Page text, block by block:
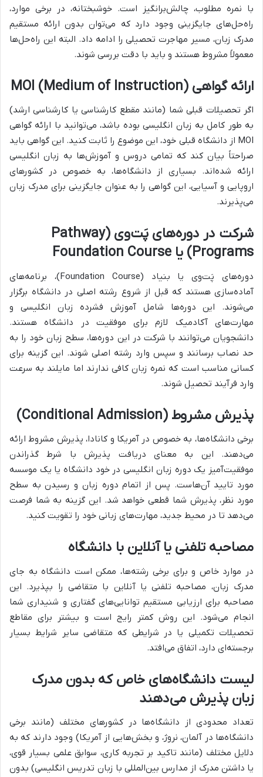
با نمره مطلوب، چالش‌برانگیز است. خوشبختانه، در برخی موارد،
راه‌حل‌های جایگزینی وجود دارد که می‌توان بدون ارائه مستقیم
مدرک زبان، مسیر مهاجرت تحصیلی را ادامه داد. البته این راه‌حل‌ها
معمولاً مشروط هستند و باید با دقت بررسی شوند.
ارائه گواهی MOI (Medium of Instruction)
اگر تحصیلات قبلی شما (مانند مقطع کارشناسی یا کارشناسی ارشد)
به طور کامل به زبان انگلیسی بوده باشد، می‌توانید با ارائه گواهی
MOI از دانشگاه قبلی خود، این موضوع را ثابت کنید. این گواهی باید
صراحتاً بیان کند که تمامی دروس و آموزش‌ها به زبان انگلیسی
ارائه شده‌اند. بسیاری از دانشگاه‌ها، به خصوص در کشورهای
اروپایی و آسیایی، این گواهی را به عنوان جایگزینی برای مدرک زبان
می‌پذیرند.
شرکت در دوره‌های پَت‌وی (Pathway
Programs) یا Foundation Course
دوره‌های پَت‌وی یا بنیاد (Foundation Course)، برنامه‌های
آماده‌سازی هستند که قبل از شروع رشته اصلی در دانشگاه برگزار
می‌شوند. این دوره‌ها شامل آموزش فشرده زبان انگلیسی و
مهارت‌های آکادمیک لازم برای موفقیت در دانشگاه هستند.
دانشجویان می‌توانند با شرکت در این دوره‌ها، سطح زبان خود را به
حد نصاب برسانند و سپس وارد رشته اصلی شوند. این گزینه برای
کسانی مناسب است که نمره زبان کافی ندارند اما مایلند به سرعت
وارد فرآیند تحصیل شوند.
پذیرش مشروط (Conditional Admission)
برخی دانشگاه‌ها، به خصوص در آمریکا و کانادا، پذیرش مشروط ارائه
می‌دهند. این به معنای دریافت پذیرش با شرط گذراندن
موفقیت‌آمیز یک دوره زبان انگلیسی در خود دانشگاه یا یک موسسه
مورد تایید آن‌هاست. پس از اتمام دوره زبان و رسیدن به سطح
مورد نظر، پذیرش شما قطعی خواهد شد. این گزینه به شما فرصت
می‌دهد تا در محیط جدید، مهارت‌های زبانی خود را تقویت کنید.
مصاحبه تلفنی یا آنلاین با دانشگاه
در موارد خاص و برای برخی رشته‌ها، ممکن است دانشگاه به جای
مدرک زبان، مصاحبه تلفنی یا آنلاین با متقاضی را بپذیرد. این
مصاحبه برای ارزیابی مستقیم توانایی‌های گفتاری و شنیداری شما
انجام می‌شود. این روش کمتر رایج است و بیشتر برای مقاطع
تحصیلات تکمیلی یا در شرایطی که متقاضی سایر شرایط بسیار
برجسته‌ای دارد، اتفاق می‌افتد.
لیست دانشگاه‌های خاص که بدون مدرک
زبان پذیرش می‌دهند
تعداد محدودی از دانشگاه‌ها در کشورهای مختلف (مانند برخی
دانشگاه‌ها در آلمان، نروژ، و بخش‌هایی از آمریکا) وجود دارند که به
دلایل مختلف (مانند تاکید بر تجربه کاری، سوابق علمی بسیار قوی،
یا داشتن مدرک از مدارس بین‌المللی با زبان تدریس انگلیسی) بدون